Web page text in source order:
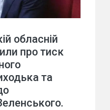
обласній
про тиск
та